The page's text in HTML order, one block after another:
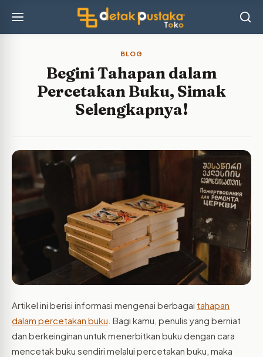
BLOG
Begini Tahapan dalam
Percetakan Buku, Simak
Selengkapnya!
Artikel ini berisi informasi mengenai berbagai tahapan
dalam percetakan buku . Bagi kamu, penulis yang berniat
dan berkeinginan untuk menerbitkan buku dengan cara
mencetak buku sendiri melalui percetakan buku, maka